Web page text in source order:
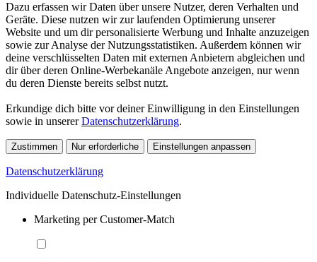
Dazu erfassen wir Daten über unsere Nutzer, deren Verhalten und
Geräte. Diese nutzen wir zur laufenden Optimierung unserer
Website und um dir personalisierte Werbung und Inhalte anzuzeigen
sowie zur Analyse der Nutzungsstatistiken. Außerdem können wir
deine verschlüsselten Daten mit externen Anbietern abgleichen und
dir über deren Online-Werbekanäle Angebote anzeigen, nur wenn
du deren Dienste bereits selbst nutzt.
Erkundige dich bitte vor deiner Einwilligung in den Einstellungen
sowie in unsererDatenschutzerklärung.
Zustimmen Nur erforderliche Einstellungen anpassen
Datenschutzerklärung
Individuelle Datenschutz-Einstellungen
Marketing per Customer-Match